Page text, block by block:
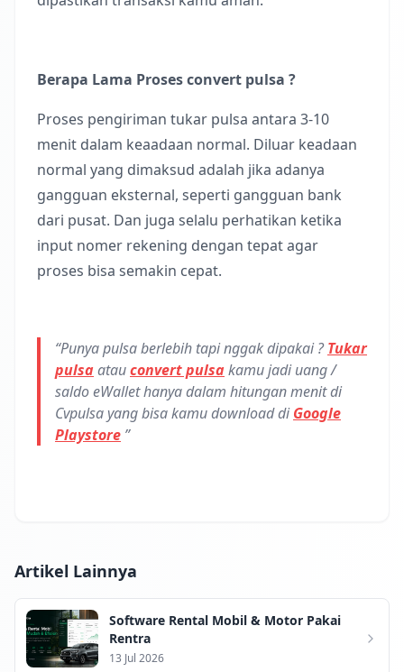
Berapa Lama Proses convert pulsa ?
Proses pengiriman tukar pulsa antara 3-10
menit dalam keaadaan normal. Diluar keadaan
normal yang dimaksud adalah jika adanya
gangguan eksternal, seperti gangguan bank
dari pusat. Dan juga selalu perhatikan ketika
input nomer rekening dengan tepat agar
proses bisa semakin cepat.
“Punya pulsa berlebih tapi nggak dipakai ?Tukar
pulsaatauconvert pulsakamu jadi uang /
saldo eWallet hanya dalam hitungan menit di
Cvpulsa уаng bіѕа kаmu download dіGооglе
Playstore ”
Artikel Lainnya
Software Rental Mobil & Motor Pakai
Rentra
13 Jul 2026